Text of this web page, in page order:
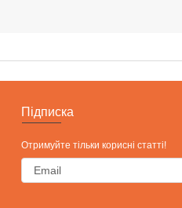
Підписка
Отримуйте тільки корисні статті!